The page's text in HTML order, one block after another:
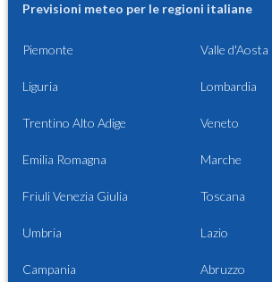
Previsioni meteo per le regioni italiane
Piemonte Valle d'Aosta
Liguria Lombardia
Trentino Alto Adige Veneto
Emilia Romagna Marche
Friuli Venezia Giulia Toscana
Umbria Lazio
Campania Abruzzo